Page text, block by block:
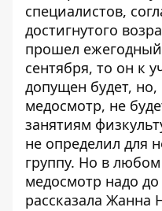
специалистов,
достигнутого
прошел
сентября, то он к
допущен будет,
медосмотр, не
занятиям
не определил для
группу. Но в
медосмотр надо
рассказала Жанна